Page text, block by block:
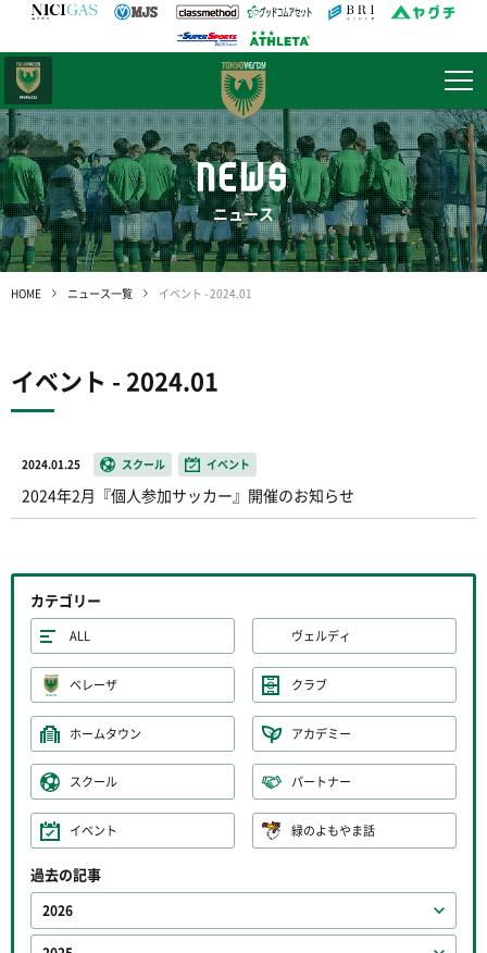
NEWS
ニュース
HOME ニュース一覧 イベント - 2024.01
イベント - 2024.01
2024.01.25 スクール イベント
2024年2月『個人参加サッカー』開催のお知らせ
カテゴリー
ALL ヴェルディ
ベレーザ クラブ
ホームタウン アカデミー
スクール パートナー
イベント 緑のよもやま話
過去の記事
2026